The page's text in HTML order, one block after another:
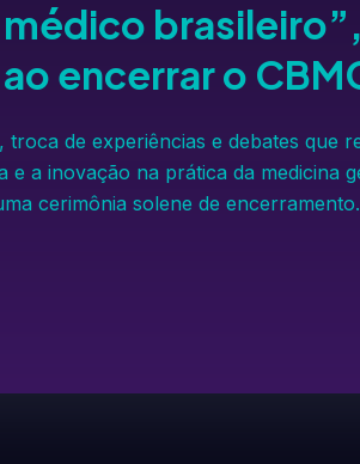
encerrar o
de experiências e debates que
a inovação na prática da medicina
cerimônia solene de